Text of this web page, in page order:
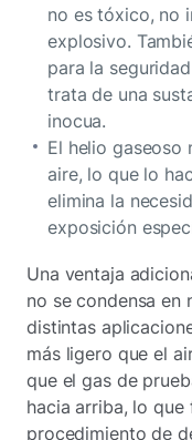
no es tóxico, no
explosivo.
para la
trata de una
inocua.
El helio gaseoso
aire, lo que lo
elimina la
exposición
Una ventaja
no se condensa en
distintas
más ligero que el
que el gas de
hacia arriba, lo que
procedimiento de